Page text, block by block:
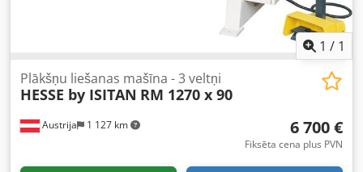
1 / 1
Austrija 1 127 km
Plākšņu liešanas mašīna - 3 veltņi
HESSE by ISITAN RM 1270 x 90
6 700 €
Fiksēta cena plus PVN